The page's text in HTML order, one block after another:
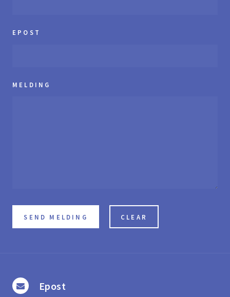
EPOST
MELDING
Epost